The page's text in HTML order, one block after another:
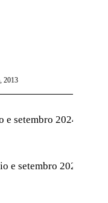
2013
setembro 2024
e setembro 2024 e